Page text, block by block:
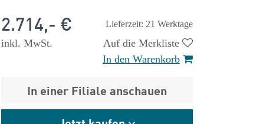
Lieferzeit: 21 Werktage
2.714,- €
inkl. MwSt.
Auf die Merkliste
In den Warenkorb
In einer Filiale anschauen